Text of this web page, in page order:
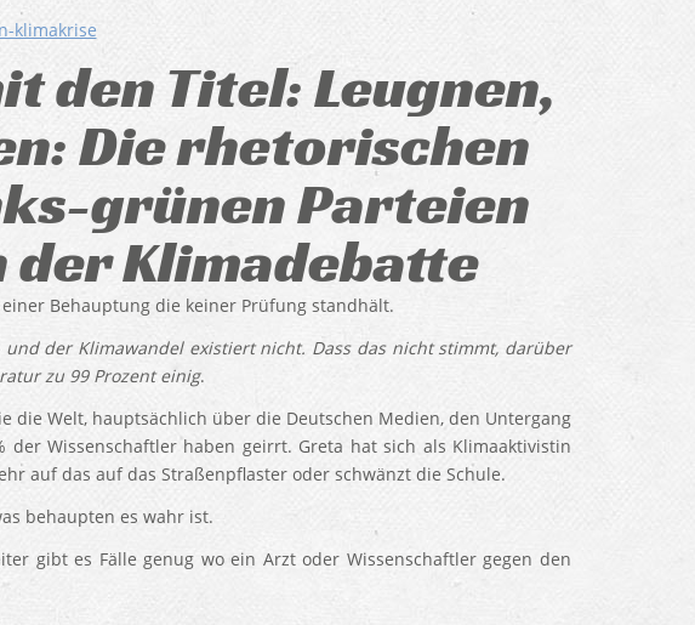
klimakrise
den Titel: Leugnen,
Die rhetorischen
grünen Parteien
der Klimadebatte
Behauptung die keiner Prüfung standhält.
der Klimawandel existiert nicht. Dass das nicht stimmt, darüber
zu 99 Prozent einig.
die Welt, hauptsächlich über die Deutschen Medien, den Untergang
Wissenschaftler haben geirrt. Greta hat sich als Klimaaktivistin
auf das auf das Straßenpflaster oder schwänzt die Schule.
behaupten es wahr ist.
gibt es Fälle genug wo ein Arzt oder Wissenschaftler gegen den